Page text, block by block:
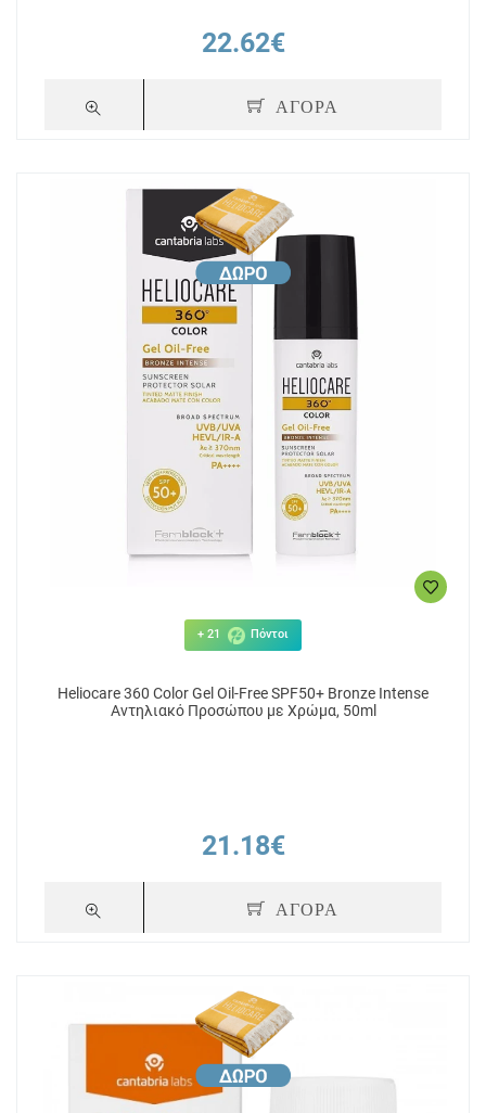
22.62€
ΑΓΟΡΑ
+ 21 Πόντοι
Heliocare 360 Color Gel Oil-Free SPF50+ Bronze Intense
Αντηλιακό Προσώπου με Χρώμα, 50ml
21.18€
ΑΓΟΡΑ